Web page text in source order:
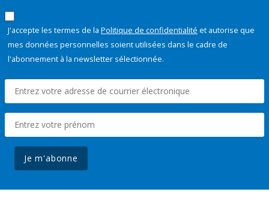
J'accepte les termes de la Politique de confidentialité et autorise que
mes données personnelles soient utilisées dans le cadre de
l'abonnement à la newsletter sélectionnée.
Je m'abonne